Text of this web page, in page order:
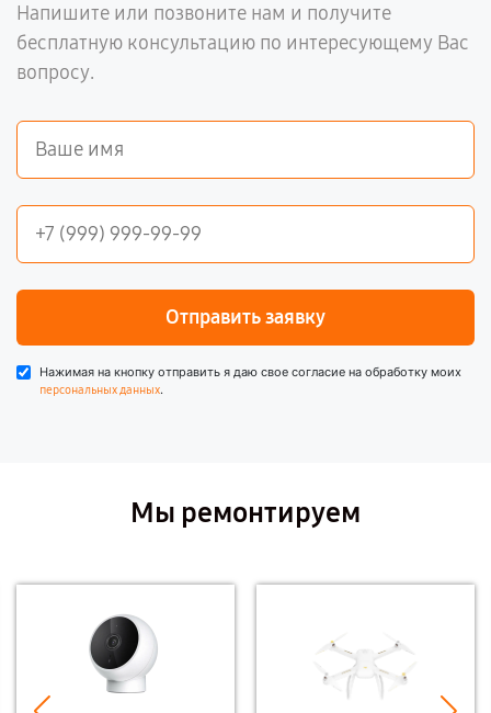
Напишите или позвоните нам и получите
бесплатную консультацию по интересующему Вас
вопросу.
Отправить заявку
Нажимая на кнопку отправить я даю свое согласие на обработку моих
персональных данных.
Мы ремонтируем